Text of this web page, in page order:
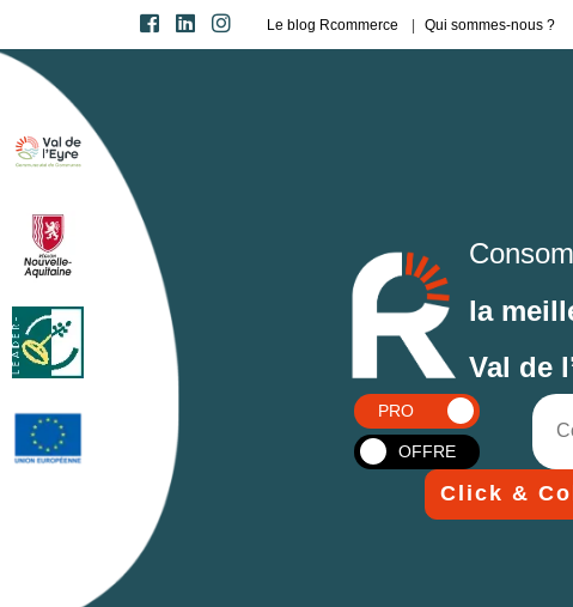
Le blog Rcommerce Qui sommes-nous ?
la
Val de
PRO
OFFRE
Click &